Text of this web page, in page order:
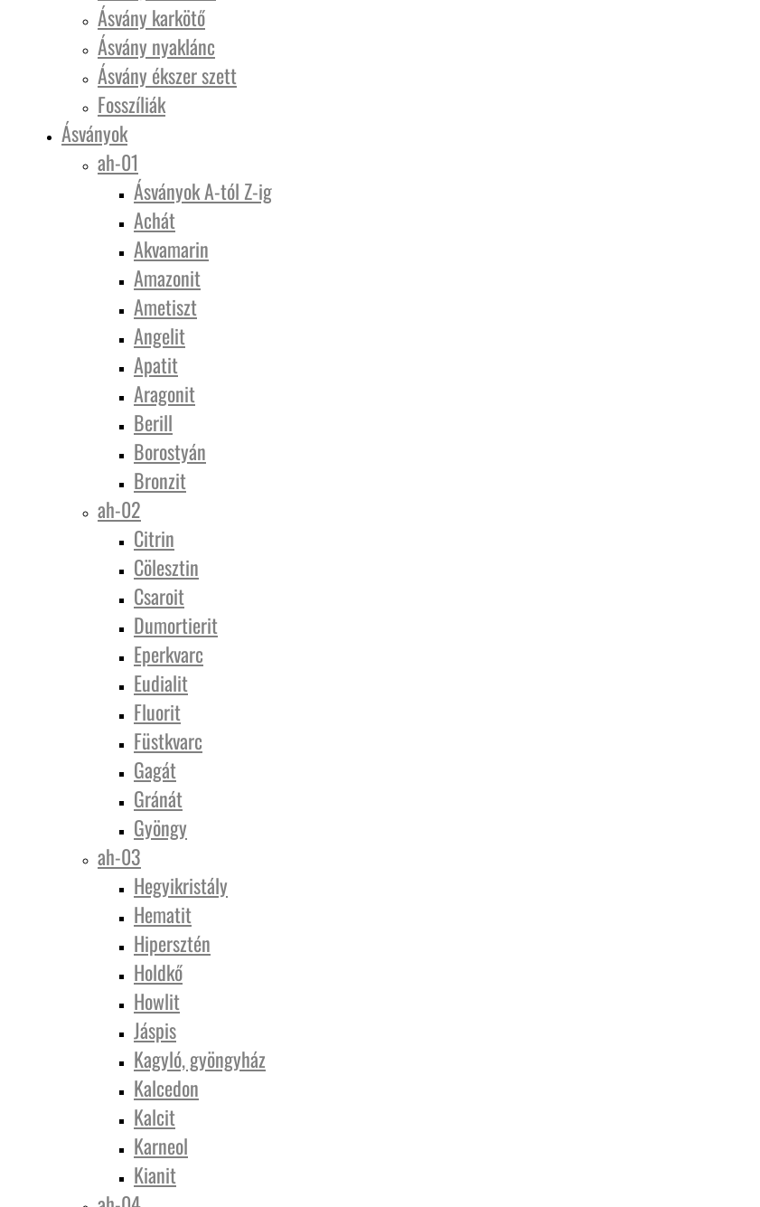
Ásvány karkötő
Ásvány nyaklánc
Ásvány ékszer szett
Fosszíliák
Ásványok
ah-01
Ásványok A-tól Z-ig
Achát
Akvamarin
Amazonit
Ametiszt
Angelit
Apatit
Aragonit
Berill
Borostyán
Bronzit
ah-02
Citrin
Cölesztin
Csaroit
Dumortierit
Eperkvarc
Eudialit
Fluorit
Füstkvarc
Gagát
Gránát
Gyöngy
ah-03
Hegyikristály
Hematit
Hipersztén
Holdkő
Howlit
Jáspis
Kagyló, gyöngyház
Kalcedon
Kalcit
Karneol
Kianit